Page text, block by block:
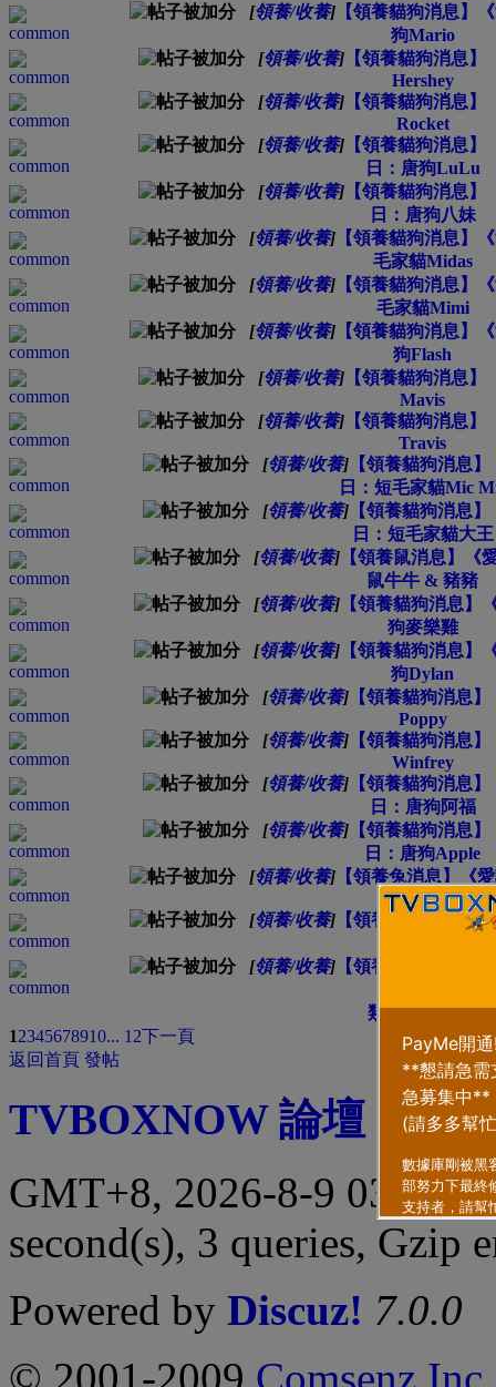
[領養/收養]【領養貓狗消息】
狗Mario
[領養/收養]【領養貓狗消息】
Hershey
[領養/收養]【領養貓狗消息】
Rocket
[領養/收養]【領養貓狗消息】
日：唐狗LuLu
[領養/收養]【領養貓狗消息】
日：唐狗八妹
[領養/收養]【領養貓狗消息】
毛家貓Midas
[領養/收養]【領養貓狗消息】
毛家貓Mimi
[領養/收養]【領養貓狗消息】
狗Flash
[領養/收養]【領養貓狗消息】
Mavis
[領養/收養]【領養貓狗消息】
Travis
[領養/收養]【領養貓狗消息】
日：短毛家貓Mic
[領養/收養]【領養貓狗消息】
日：短毛家貓大王
[領養/收養]【領養鼠消息】《
鼠牛牛 & 豬豬
[領養/收養]【領養貓狗消息】
狗麥樂雞
[領養/收養]【領養貓狗消息】
狗Dylan
[領養/收養]【領養貓狗消息】
Poppy
[領養/收養]【領養貓狗消息】
Winfrey
[領養/收養]【領養貓狗消息】
日：唐狗阿福
[領養/收養]【領養貓狗消息】
日：唐狗Apple
[領養/收養]【領養兔消息】《
Dave
[領養/收養]【領養兔消息】《
[領養/收養]【領養貓狗消息】
類型 排序方式
12345678910... 12下一頁
返回首頁 發帖
TVBOXNOW 論壇
聯繫
GMT+8, 2026-8-9 03:27
second(s), 3 queries, Gzip
Powered by Discuz! 7.0.0